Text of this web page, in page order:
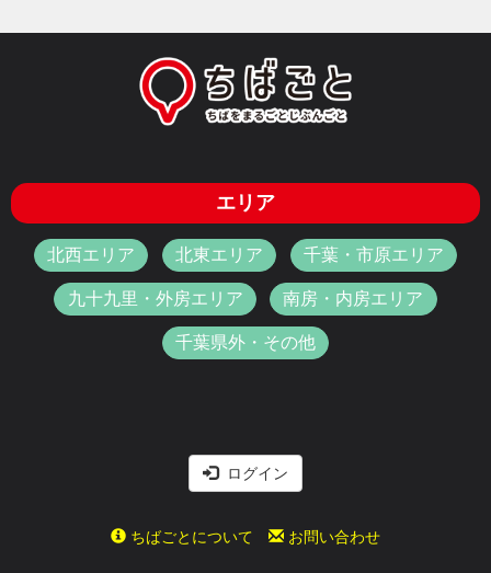
エリア
北西エリア 北東エリア 千葉・市原エリア
九十九里・外房エリア 南房・内房エリア
千葉県外・その他
ログイン
ちばごとについて お問い合わせ